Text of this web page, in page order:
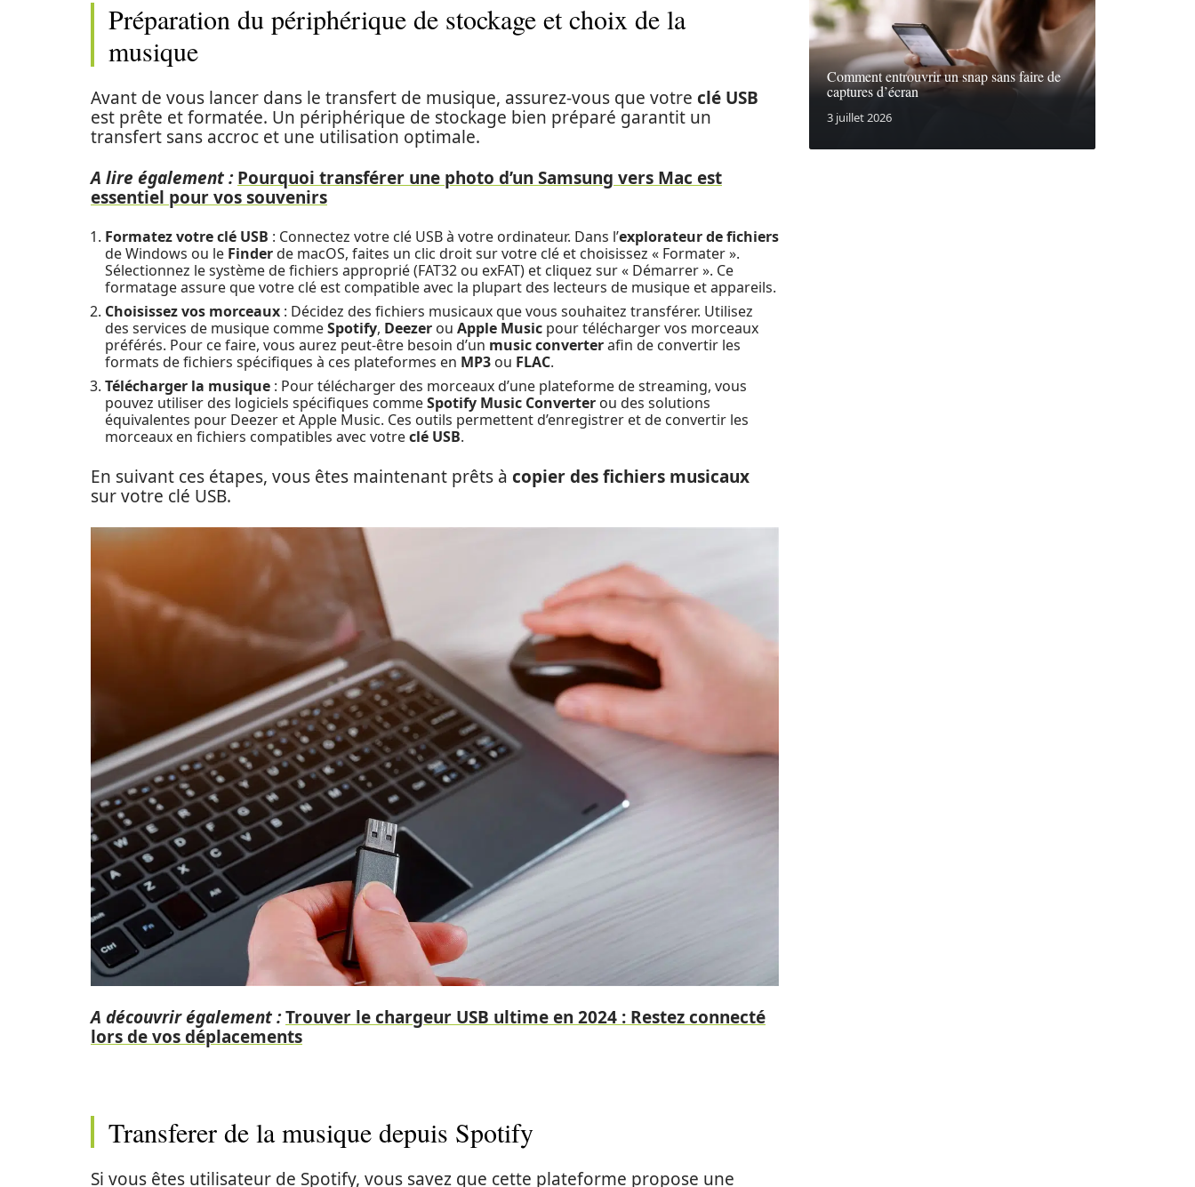
Préparation du périphérique de stockage et choix de la
musique
Avant de vous lancer dans le transfert de musique, assurez-vous que votre clé USB
est prête et formatée. Un périphérique de stockage bien préparé garantit un
transfert sans accroc et une utilisation optimale.
A lire également : Pourquoi transférer une photo d’un Samsung vers Mac est
essentiel pour vos souvenirs
Formatez votre clé USB : Connectez votre clé USB à votre ordinateur. Dans l’explorateur de fichiers
de Windows ou le Finderde macOS, faites un clic droit sur votre clé et choisissez « Formater ».
Sélectionnez le système de fichiers approprié (FAT32 ou exFAT) et cliquez sur « Démarrer ». Ce
formatage assure que votre clé est compatible avec la plupart des lecteurs de musique et appareils.
Choisissez vos morceaux : Décidez des fichiers musicaux que vous souhaitez transférer. Utilisez
des services de musique commeSpotify, Deezer ou Apple Music pour télécharger vos morceaux
préférés. Pour ce faire, vous aurez peut-être besoin d’un music converterafin de convertir les
formats de fichiers spécifiques à ces plateformes en MP3 ou FLAC.
Télécharger la musique : Pour télécharger des morceaux d’une plateforme de streaming, vous
pouvez utiliser des logiciels spécifiques commeSpotify Music Converter ou des solutions
équivalentes pour Deezer et Apple Music. Ces outils permettent d’enregistrer et de convertir les
morceaux en fichiers compatibles avec votreclé USB.
En suivant ces étapes, vous êtes maintenant prêts à copier des fichiers musicaux
sur votre clé USB.
A découvrir également :Trouver le chargeur USB ultime en 2024 : Restez connecté
lors de vos déplacements
Transferer de la musique depuis Spotify
Si vous êtes utilisateur de Spotify, vous savez que cette plateforme propose une
Comment entrouvrir un snap sans faire de
captures d’écran
3 juillet 2026